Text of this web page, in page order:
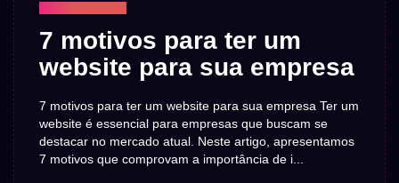
7 motivos para ter um
website para sua empresa
7 motivos para ter um website para sua empresa Ter um
website é essencial para empresas que buscam se
destacar no mercado atual. Neste artigo, apresentamos
7 motivos que comprovam a importância de i...